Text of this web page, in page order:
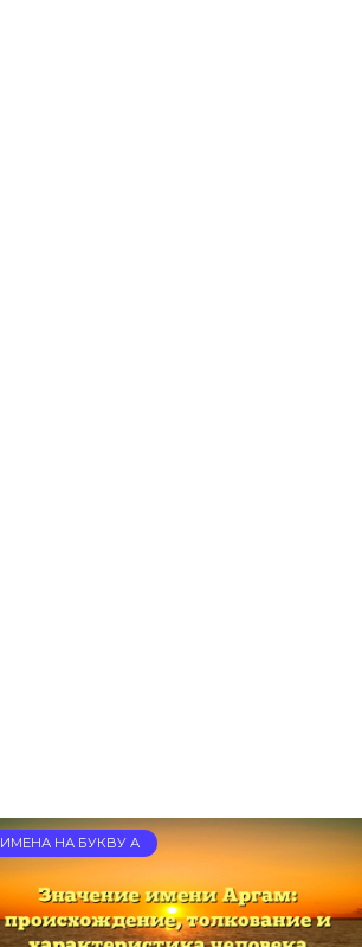
ИМЕНА НА БУКВУ А